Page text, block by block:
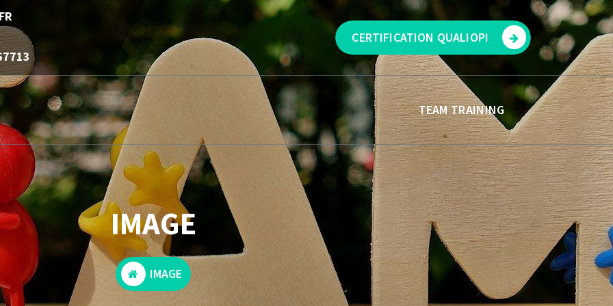
CERTIFICATION QUALIOPI
TEAM TRAINING
IMAGE
IMAGE